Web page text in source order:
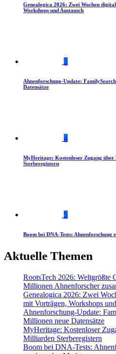
Genealogica 2026: Zwei Wochen
Workshops und Austausch
3
Ahnenforschung-Update:
Datensätze
4
MyHeritage: Kostenloser Zugang
Sterberegistern
5
Boom bei DNA-Tests: Ahnenforschung
Aktuelle Themen
RootsTech 2026: Weltgrößte
Millionen Ahnenforscher
Genealogica 2026: Zwei
mit Vorträgen, Workshops
Ahnenforschung-Update:
Millionen neue Datensätze
MyHeritage: Kostenloser
Milliarden Sterberegistern
Boom bei DNA-Tests: